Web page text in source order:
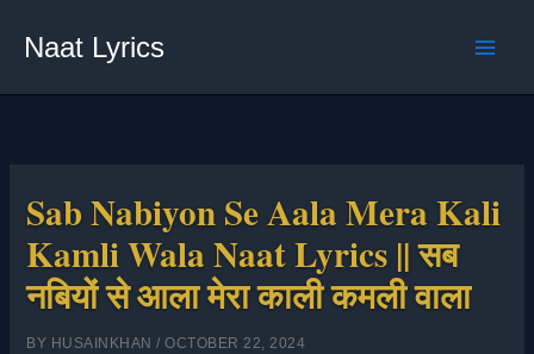
Naat Lyrics
Sab Nabiyon Se Aala Mera Kali
Kamli Wala Naat Lyrics || सब
नबियों से आला मेरा काली कमली वाला
BY HUSAINKHAN/OCTOBER 22, 2024